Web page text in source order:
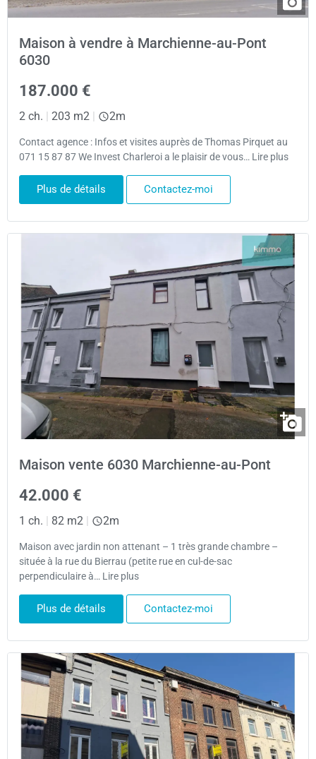
Maison à vendre à Marchienne-au-Pont
6030
187.000 €
2 ch. | 203 m2 | 2m
Contact agence : Infos et visites auprès de Thomas Pirquet au
071 15 87 87 We Invest Charleroi a le plaisir de vous… Lire plus
Plus de détails Contactez-moi
Maison vente 6030 Marchienne-au-Pont
42.000 €
1 ch. | 82 m2 | 2m
Maison avec jardin non attenant – 1 très grande chambre –
située à la rue du Bierrau (petite rue en cul-de-sac
perpendiculaire à… Lire plus
Plus de détails Contactez-moi